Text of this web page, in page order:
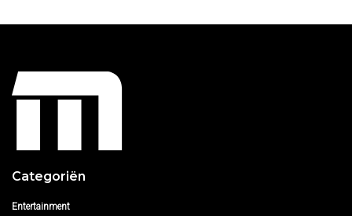
Categoriën
Entertainment